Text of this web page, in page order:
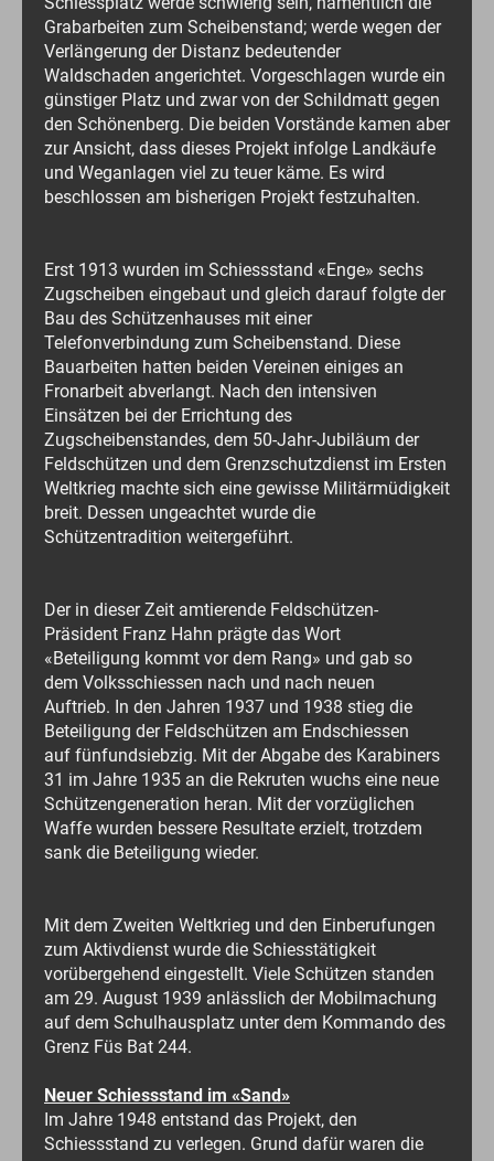
Grabarbeiten zum Scheibenstand; werde wegen der
Verlängerung der Distanz bedeutender
Waldschaden angerichtet. Vorgeschlagen wurde ein
günstiger Platz und zwar von der Schildmatt gegen
den Schönenberg. Die beiden Vorstände kamen aber
zur Ansicht, dass dieses Projekt infolge Landkäufe
und Weganlagen viel zu teuer käme. Es wird
beschlossen am bisherigen Projekt festzuhalten.
Erst 1913 wurden im Schiessstand «Enge» sechs
Zugscheiben eingebaut und gleich darauf folgte der
Bau des Schützenhauses mit einer
Telefonverbindung zum Scheibenstand. Diese
Bauarbeiten hatten beiden Vereinen einiges an
Fronarbeit abverlangt. Nach den intensiven
Einsätzen bei der Errichtung des
Zugscheibenstandes, dem 50-Jahr-Jubiläum der
Feldschützen und dem Grenzschutzdienst im Ersten
Weltkrieg machte sich eine gewisse Militärmüdigkeit
breit. Dessen ungeachtet wurde die
Schützentradition weitergeführt.
Der in dieser Zeit amtierende Feldschützen-
Präsident Franz Hahn prägte das Wort
«Beteiligung kommt vor dem Rang» und gab so
dem Volksschiessen nach und nach neuen
Auftrieb. In den Jahren 1937 und 1938 stieg die
Beteiligung der Feldschützen am Endschiessen
auf fünfundsiebzig. Mit der Abgabe des Karabiners
31 im Jahre 1935 an die Rekruten wuchs eine neue
Schützengeneration heran. Mit der vorzüglichen
Waffe wurden bessere Resultate erzielt, trotzdem
sank die Beteiligung wieder.
Mit dem Zweiten Weltkrieg und den Einberufungen
zum Aktivdienst wurde die Schiesstätigkeit
vorübergehend eingestellt. Viele Schützen standen
am 29. August 1939 anlässlich der Mobilmachung
auf dem Schulhausplatz unter dem Kommando des
Grenz Füs Bat 244.
Neuer Schiessstand im «Sand»
Im Jahre 1948 entstand das Projekt, den
Schiessstand zu verlegen. Grund dafür waren die